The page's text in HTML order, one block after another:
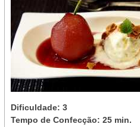
Dificuldade: 3
Tempo de Confecção: 25 min.